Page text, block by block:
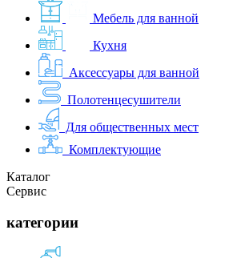
Мебель для ванной
Кухня
Аксессуары для ванной
Полотенцесушители
Для общественных мест
Комплектующие
Каталог
Сервис
категории